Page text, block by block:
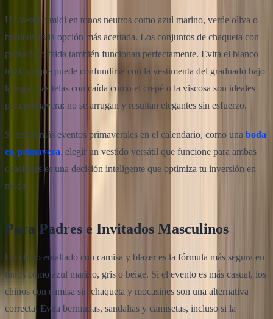
Un vestido midi en tonos neutros como azul marino, verde oliva o
burdeos es la opción más acertada. Los conjuntos de chaqueta con
pantalón o falda también funcionan perfectamente. Evita el blanco
total, ya que puede confundirse con la vestimenta del graduado bajo
la toga. Las telas con caída como el crepé o la viscosa son ideales
para primavera: no se arrugan y resultan elegantes sin esfuerzo.
Si tienes más eventos primaverales en el calendario, como una boda
en primavera, elegir un vestido versátil que funcione para ambas
ocasiones es una decisión inteligente que optimiza tu inversión en
moda.
Para Padres e Invitados Masculinos
Un chino entallado con camisa y blazer es la fórmula más segura en
tonos como azul marino, gris o beige. Si el evento es más casual, los
chinos con camisa sin chaqueta y mocasines son una alternativa
correcta. Evita bermudas, sandalias y camisetas, incluso si la